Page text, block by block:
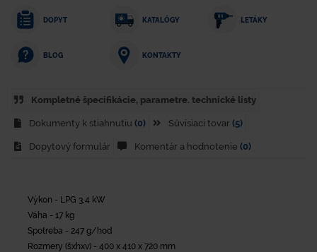
DOPYT KATALÓGY LETÁKY
BLOG KONTAKTY
Kompletné špecifikácie, parametre. technické listy
Dokumenty k stiahnutiu (0) Súvisiaci tovar (5)
Dopytový formulár Komentár a hodnotenie (0)
Výkon - LPG 3,4 kW
Váha - 17 kg
Spotreba - 247 g/hod
Rozmery (šxhxv) - 400 x 410 x 720 mm